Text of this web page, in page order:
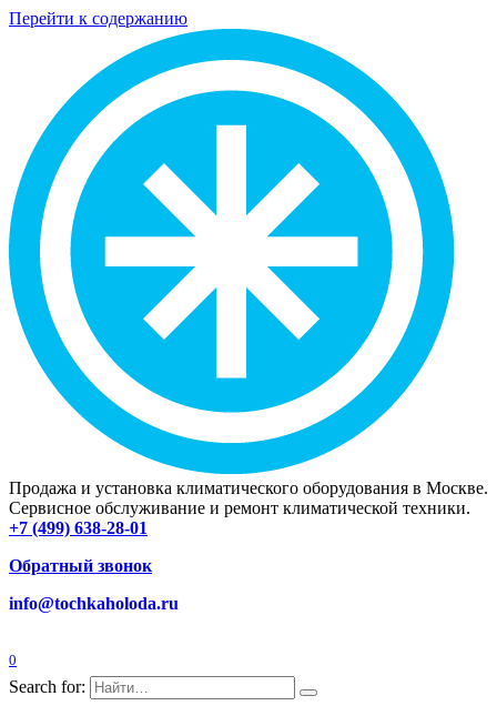
Перейти к содержанию
Продажа и установка климатического оборудования в Москве.
Сервисное обслуживание и ремонт климатической техники.
+7 (499) 638-28-01
Обратный звонок
info@tochkaholoda.ru
0
Search for: